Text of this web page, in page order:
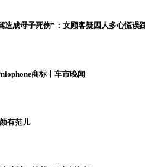
造成母子死伤”：女顾客疑因人多心慌误
商标丨车市晚闻
有范儿